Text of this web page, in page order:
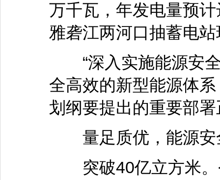
万千瓦，年发电量预
雅砻江两河口抽蓄电
“深入实施能源安全
全高效的新型能源体系
划纲要提出的重要部
量足质优，能源安
突破40亿立方米。